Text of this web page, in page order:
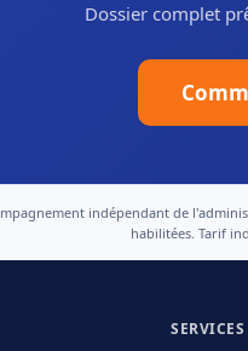
Dossier complet
indépendant de
habilitées. Tarif
SERVICES